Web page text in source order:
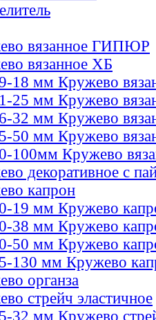
вязанное ГИПЮР
вязанное ХБ
18 мм Кружево
25 мм Кружево
32 мм Кружево
50 мм Кружево
100мм Кружево
декоративное с
капрон
19 мм Кружево
38 мм Кружево
50 мм Кружево
130 мм Кружево
органза
стрейч эластичное
32 мм Кружево